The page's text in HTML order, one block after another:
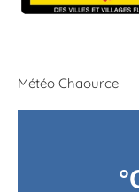
Météo Chaource